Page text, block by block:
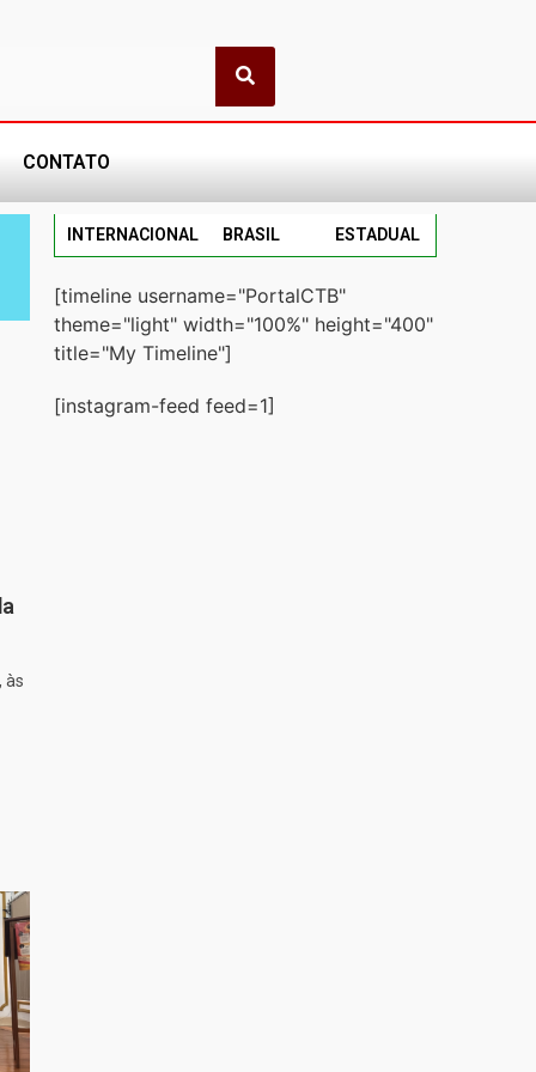
CONTATO
às
INTERNACIONAL BRASIL ESTADUAL
[timeline username="PortalCTB"
theme="light" width="100%" height="400"
title="My Timeline"]
[instagram-feed feed=1]